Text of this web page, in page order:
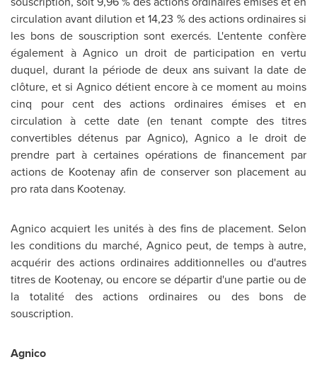
circulation avant dilution et 14,23 % des actions ordinaires si
les bons de souscription sont exercés. L'entente confère
également à Agnico un droit de participation en vertu
duquel, durant la période de deux ans suivant la date de
clôture, et si Agnico détient encore à ce moment au moins
cinq pour cent des actions ordinaires émises et en
circulation à cette date (en tenant compte des titres
convertibles détenus par Agnico), Agnico a le droit de
prendre part à certaines opérations de financement par
actions de Kootenay afin de conserver son placement au
pro rata dans Kootenay.
Agnico acquiert les unités à des fins de placement. Selon
les conditions du marché, Agnico peut, de temps à autre,
acquérir des actions ordinaires additionnelles ou d'autres
titres de Kootenay, ou encore se départir d'une partie ou de
la totalité des actions ordinaires ou des bons de
souscription.
Agnico